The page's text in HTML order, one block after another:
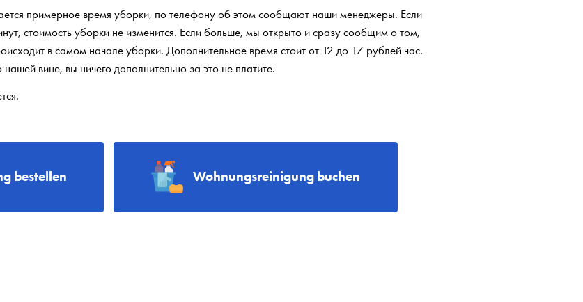
примерное время уборки, по телефону об этом сообщают наши менеджеры. Если
стоимость уборки не изменится. Если больше, мы открыто и сразу сообщим о том,
в самом начале уборки. Дополнительное время стоит от 12 до 17 рублей час.
вине, вы ничего дополнительно за это не платите.
bestellen Wohnungsreinigung buchen